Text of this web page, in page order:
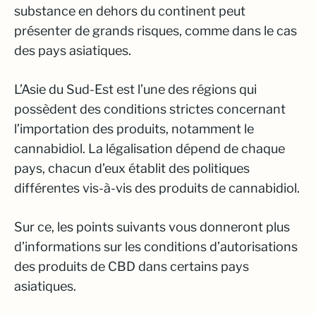
substance en dehors du continent peut
présenter de grands risques, comme dans le cas
des pays asiatiques.
L’Asie du Sud-Est est l’une des régions qui
possèdent des conditions strictes concernant
l’importation des produits, notamment le
cannabidiol. La légalisation dépend de chaque
pays, chacun d’eux établit des politiques
différentes vis-à-vis des produits de cannabidiol.
Sur ce, les points suivants vous donneront plus
d’informations sur les conditions d’autorisations
des produits de CBD dans certains pays
asiatiques.